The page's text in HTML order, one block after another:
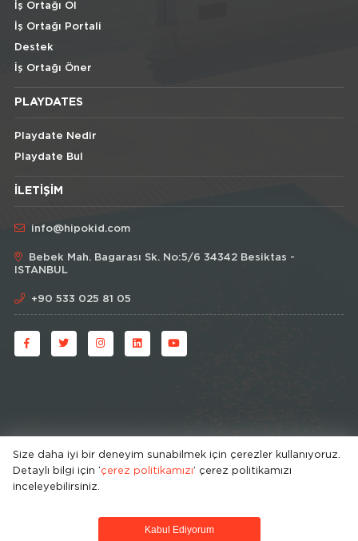
İş Ortağı Ol
İş Ortağı Portali
Destek
İş Ortağı Öner
PLAYDATES
Playdate Nedir
Playdate Bul
İLETIŞIM
info@hipokid.com
Bebek Mah. Bagarası Sk. No:5/6 34342 Besiktas -
ISTANBUL
+90 533 025 81 05
© HipoKid 2026 . All rights reserved.
Developed by
Size daha iyi bir deneyim sunabilmek için çerezler kullanıyoruz.
Detaylı bilgi için ‘çerez politikamızı’ çerez politikamızı
inceleyebilirsiniz.
Kabul Ediyorum